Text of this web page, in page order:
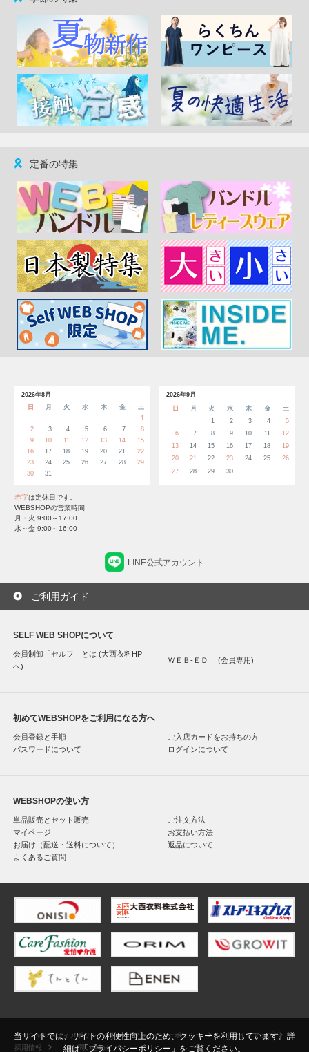
定番の特集
2026年8月
日
月 火 水 木 金
土
1
2
3 4 5 6 7
8
9
10 11 12 13 14
15
16
17 18 19 20 21
22
23
24 25 26 27 28
29
30
31
2026年9月
日
月 火 水 木 金
土
1
2 3 4
5
6
7 8 9 10 11
12
13
14 15 16 17 18
19
20
21 22 23 24 25
26
27
28 29 30
赤字は定休日です。
WEBSHOPの営業時間
月・火 9:00～17:00
水～金 9:00～16:00
LINE公式アカウント
ご利用ガイド
SELF WEB SHOPについて
会員制卸「セルフ」とは (大西衣料HP
へ)
ＷＥＢ-ＥＤＩ (会員専用)
初めてWEBSHOPをご利用になる方へ
会員登録と手順
ご入店カードをお持ちの方
パスワードについて
ログインについて
WEBSHOPの使い方
単品販売とセット販売
ご注文方法
マイページ
お支払い方法
お届け（配送・送料について）
返品について
よくあるご質問
ソーシャルメディアポリシー プライバシーポリシー
サイトマップ
採用情報
お問い合わせ
当サイトでは、サイトの利便性向上のため、クッキーを利用しています。詳
細は「プライバシーポリシー 」をご覧ください。